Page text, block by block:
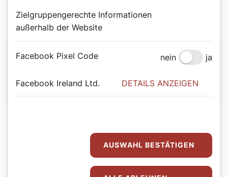
Zielgruppengerechte Informationen
außerhalb der Website
Facebook Pixel Code nein ja
Facebook Ireland Ltd. DETAILS ANZEIGEN
AUSWAHL BESTÄTIGEN